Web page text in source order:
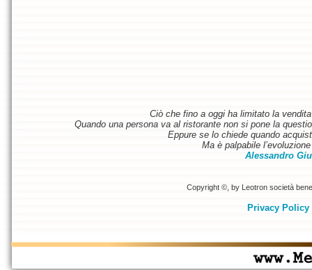
Ciò che fino a oggi ha limitato la
Quando una persona va al ristorante non si pone la
Eppure se lo chiede quando
Ma è palpabile
Alessandro
Copyright ©, by Leotron società
Privacy Policy